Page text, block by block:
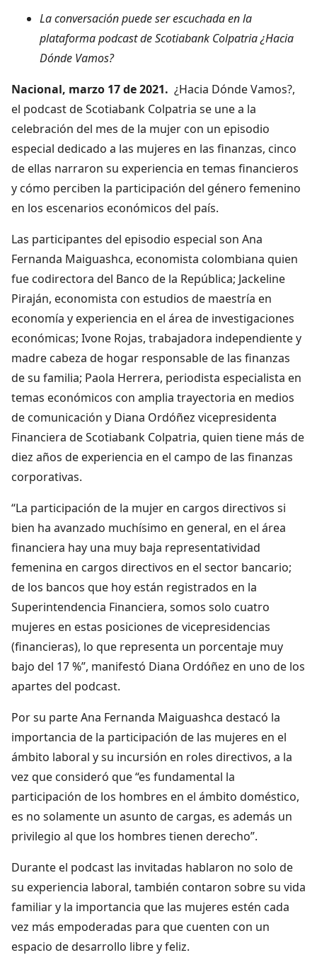
La conversación puede ser escuchada en la
plataforma podcast de Scotiabank Colpatria¿Hacia
Dónde Vamos?
Nacional, marzo 17 de 2021. ¿Hacia Dónde Vamos?,
el podcast de Scotiabank Colpatria se une a la
celebración del mes de la mujer con un episodio
especial dedicado a las mujeres en las finanzas, cinco
de ellas narraron su experiencia en temas financieros
y cómo perciben la participación del género femenino
en los escenarios económicos del país.
Las participantes del episodio especial son Ana
Fernanda Maiguashca, economista colombiana quien
fue codirectora del Banco de la República; Jackeline
Piraján, economista con estudios de maestría en
economía y experiencia en el área de investigaciones
económicas; Ivone Rojas, trabajadora independiente y
madre cabeza de hogar responsable de las finanzas
de su familia; Paola Herrera, periodista especialista en
temas económicos con amplia trayectoria en medios
de comunicación y Diana Ordóñez vicepresidenta
Financiera de Scotiabank Colpatria, quien tiene más de
diez años de experiencia en el campo de las finanzas
corporativas.
“La participación de la mujer en cargos directivos si
bien ha avanzado muchísimo en general, en el área
financiera hay una muy baja representatividad
femenina en cargos directivos en el sector bancario;
de los bancos que hoy están registrados en la
Superintendencia Financiera, somos solo cuatro
mujeres en estas posiciones de vicepresidencias
(financieras), lo que representa un porcentaje muy
bajo del 17 %”, manifestó Diana Ordóñez en uno de los
apartes del podcast.
Por su parte Ana Fernanda Maiguashca destacó la
importancia de la participación de las mujeres en el
ámbito laboral y su incursión en roles directivos, a la
vez que consideró que “es fundamental la
participación de los hombres en el ámbito doméstico,
es no solamente un asunto de cargas, es además un
privilegio al que los hombres tienen derecho”.
Durante el podcast las invitadas hablaron no solo de
su experiencia laboral, también contaron sobre su vida
familiar y la importancia que las mujeres estén cada
vez más empoderadas para que cuenten con un
espacio de desarrollo libre y feliz.